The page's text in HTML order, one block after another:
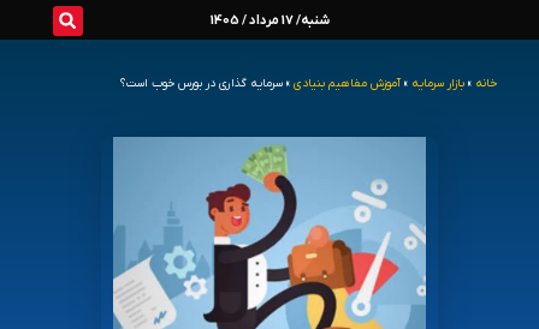
شنبه/ 17 مرداد / 1405
خانه » بازار سرمایه » آموزش مفاهیم بنیادی » سرمایه گذاری در بورس خوب است؟